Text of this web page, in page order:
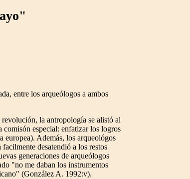
entre los arqueólogos a ambos
la antropología se alistó al
especial: enfatizar los logros
europea). Además, los arqueológos
desatendió a los restos
generaciones de arqueólogos
"no me daban los instrumentos
(González A. 1992:v).